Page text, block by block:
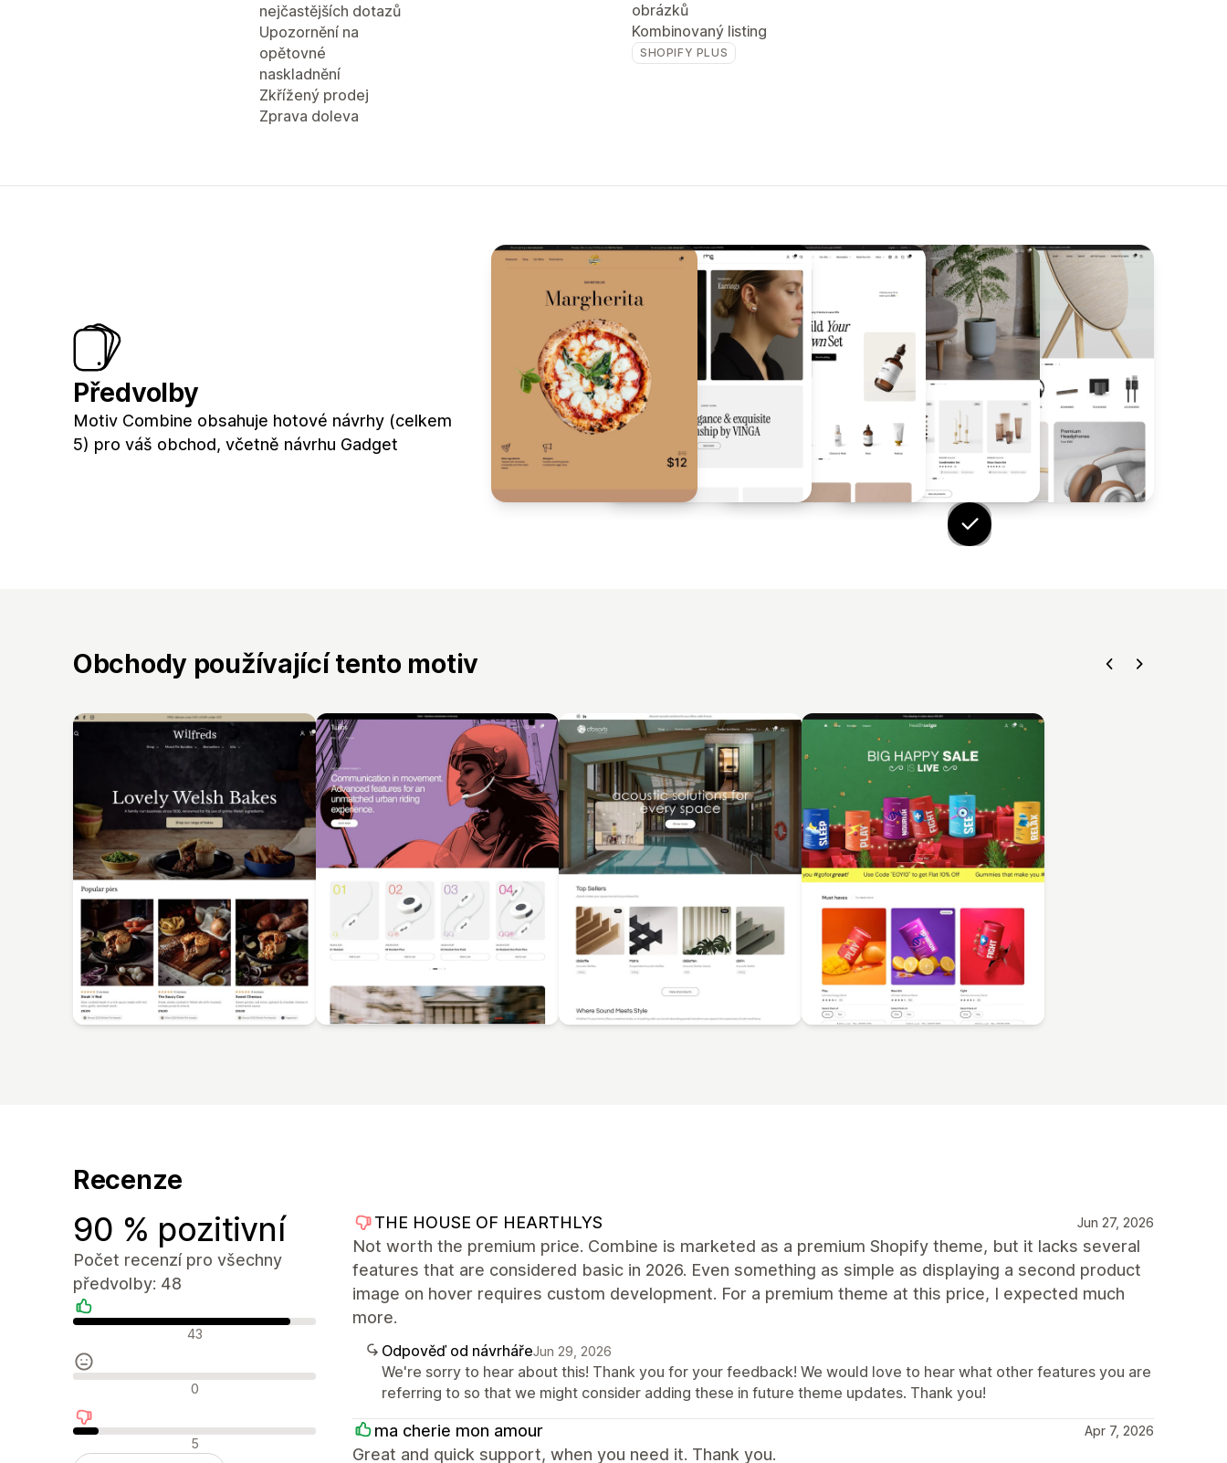
nejčastějších dotazů
Upozornění na
opětovné
naskladnění
Zkřížený prodej
Zprava doleva
obrázků
Kombinovaný listing
SHOPIFY PLUS
Předvolby
Motiv Combine obsahuje hotové návrhy (celkem
5) pro váš obchod, včetně návrhu Gadget
Obchody používající tento motiv
Recenze
90 % pozitivní
Počet recenzí pro všechny
předvolby: 48
Pozitivní recenze43
Neutrální recenze0
Negativní recenze5
THE HOUSE OF HEARTHLYS Jun 27, 2026
Not worth the premium price. Combine is marketed as a premium Shopify theme, but it lacks several
features that are considered basic in 2026. Even something as simple as displaying a second product
image on hover requires custom development. For a premium theme at this price, I expected much
more.
Odpověď od návrhářeJun 29, 2026
We're sorry to hear about this! Thank you for your feedback! We would love to hear what other features you are
referring to so that we might consider adding these in future theme updates. Thank you!
ma cherie mon amour Apr 7, 2026
Great and quick support, when you need it. Thank you.